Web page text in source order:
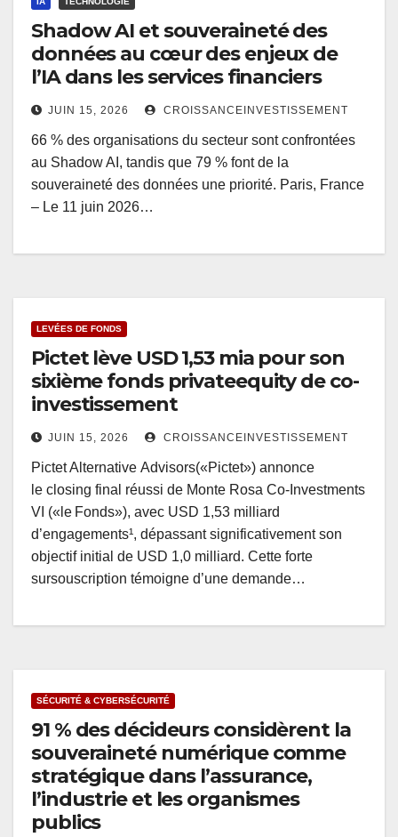
Shadow AI et souveraineté des
données au cœur des enjeux de
l’IA dans les services financiers
JUIN 15, 2026 CROISSANCEINVESTISSEMENT
66 % des organisations du secteur sont confrontées
au Shadow AI, tandis que 79 % font de la
souveraineté des données une priorité. Paris, France
– Le 11 juin 2026…
LEVÉES DE FONDS
Pictet lève USD 1,53 mia pour son
sixième fonds privateequity de co-
investissement
JUIN 15, 2026 CROISSANCEINVESTISSEMENT
Pictet Alternative Advisors(«Pictet») annonce
le closing final réussi de Monte Rosa Co-Investments
VI («le Fonds»), avec USD 1,53 milliard
d’engagements¹, dépassant significativement son
objectif initial de USD 1,0 milliard. Cette forte
sursouscription témoigne d’une demande…
SÉCURITÉ & CYBERSÉCURITÉ
91 % des décideurs considèrent la
souveraineté numérique comme
stratégique dans l’assurance,
l’industrie et les organismes
publics